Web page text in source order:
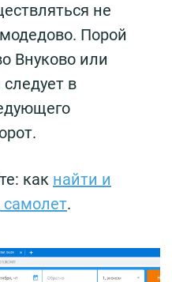
не
Порой
Внуково или
в
как найти и
самолет.